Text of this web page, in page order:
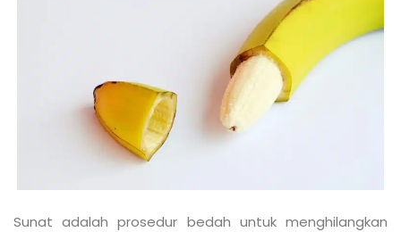
Sunat adalah prosedur bedah untuk menghilangkan